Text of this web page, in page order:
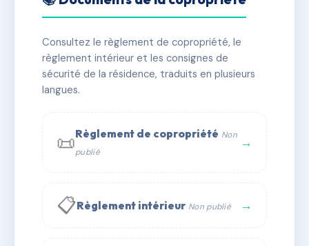
Guillotière
📍 65 gr de la guillotiere 69007 Lyon
✓ Immatriculée 🏠 27 lots 🏗 5 bâtiment(s)
📞 Contacter Syndic Digital 💬 WhatsApp
✉ Email
Consultez le règlement de copropriété, le
règlement intérieur et les consignes de
sécurité de la résidence, traduits en plusieurs
langues.
📜Règlement de copropriété Non
publié
→
📋Règlement intérieur Non publié →